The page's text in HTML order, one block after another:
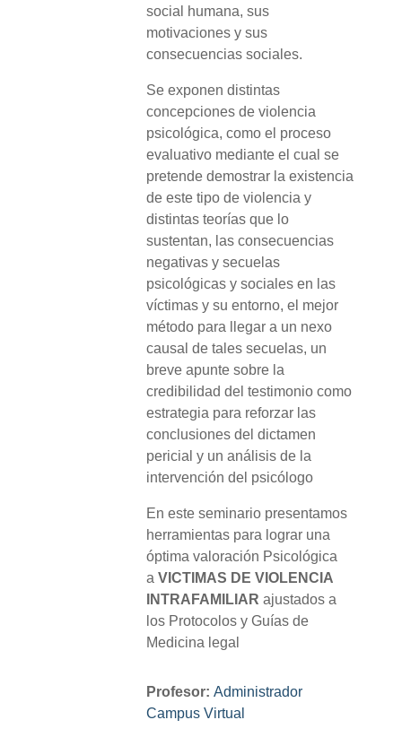
social humana, sus
motivaciones y sus
consecuencias sociales.
Se exponen distintas
concepciones de violencia
psicológica, como el proceso
evaluativo mediante el cual se
pretende demostrar la existencia
de este tipo de violencia y
distintas teorías que lo
sustentan, las consecuencias
negativas y secuelas
psicológicas y sociales en las
víctimas y su entorno, el mejor
método para llegar a un nexo
causal de tales secuelas, un
breve apunte sobre la
credibilidad del testimonio como
estrategia para reforzar las
conclusiones del dictamen
pericial y un análisis de la
intervención del psicólogo
En este seminario presentamos
herramientas para lograr una
óptima valoración Psicológica
a VICTIMAS DE VIOLENCIA
INTRAFAMILIAR ajustados a
los Protocolos y Guías de
Medicina legal
Profesor: Administrador
Campus Virtual